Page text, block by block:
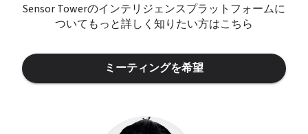
Sensor Towerのインテリジェンスプラットフォームに
ついてもっと詳しく知りたい方はこちら
ミーティングを希望